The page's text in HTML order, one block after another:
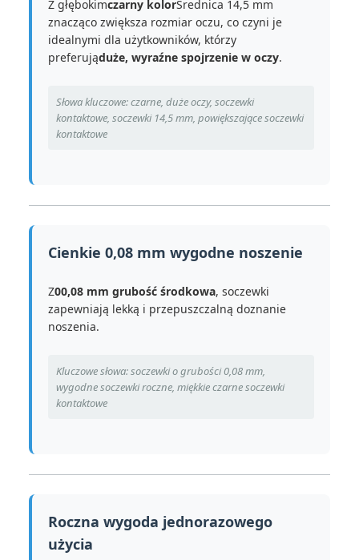
Z głębokimczarny kolorŚrednica 14,5 mm
znacząco zwiększa rozmiar oczu, co czyni je
idealnymi dla użytkowników, którzy
preferująduże, wyraźne spojrzenie w oczy.
Słowa kluczowe: czarne, duże oczy, soczewki
kontaktowe, soczewki 14,5 mm, powiększające soczewki
kontaktowe
Cienkie 0,08 mm wygodne noszenie
Z00,08 mm grubość środkowa, soczewki
zapewniają lekką i przepuszczalną doznanie
noszenia.
Kluczowe słowa: soczewki o grubości 0,08 mm,
wygodne soczewki roczne, miękkie czarne soczewki
kontaktowe
Roczna wygoda jednorazowego
użycia